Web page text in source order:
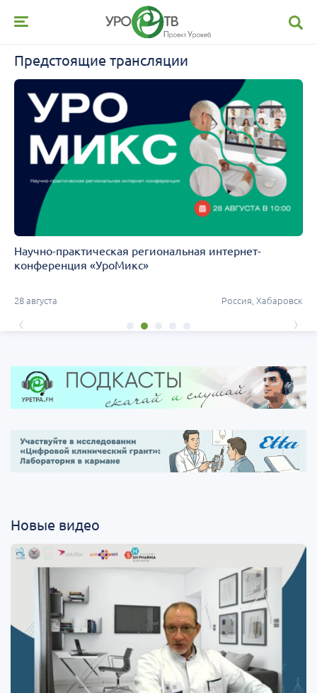
Предстоящие трансляции
интернет-
Россия, Хабаровск
Научно-практическая
360°. Экосистема в частной
‹ ›
Новые видео